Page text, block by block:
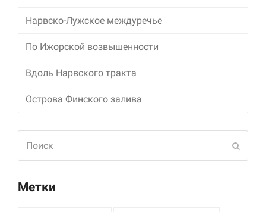
Нарвско-Лужское междуречье
По Ижорской возвышенности
Вдоль Нарвского тракта
Острова Финского залива
Метки